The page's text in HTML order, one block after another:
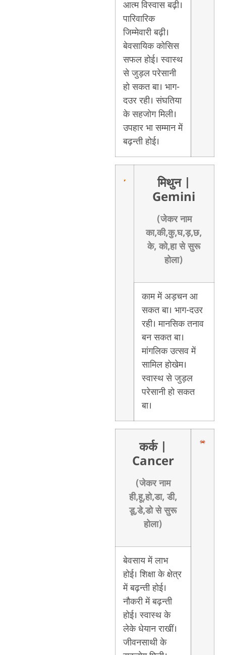
आत्म विस्वास बढ़ी।
पारिवारिक
जिम्मेवारी बढ़ी।
बेवसायिक कोसिस
सफल होई। स्वास्थ
से जुड़ल परेसानी
हो सकत बा। भाग-
दउर रही। संघतिया
के सहजोग मिली।
उपहार भा सम्मान में
बढ़न्ती होई।
मिथुन
Gemini
(जेकर नाम
का,की,कु,घ,ड़,छ,
के, को,हा से सुरू
होला)
काम में अड़चन आ
सकत बा। भाग-दउर
रही। मानसिक तनाव
बन सकत बा।
मांगलिक उत्सव में
सामिल होखेम।
स्वास्थ से जुड़ल
परेसानी हो सकत
बा।
कर्क
Cancer
(जेकर नाम
ही,हू,हो,डा, डी,
डू,डे,डो से सुरू
होला)
बेवसाय में लाभ
होई। शिक्षा के क्षेत्र
में बढ़न्ती होई।
नौकरी में बढ़न्ती
होई। स्वास्थ के
लेके धेयान राखीं।
जीवनसाथी के